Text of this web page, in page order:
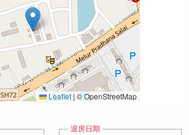
Leaflet | © OpenStreetMap
退房日期